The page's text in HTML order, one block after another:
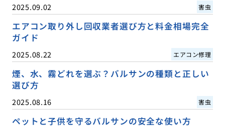
2025.09.02 害虫
エアコン取り外し回収業者選び方と料金相場完全
ガイド
2025.08.22 エアコン修理
煙、水、霧どれを選ぶ？バルサンの種類と正しい
選び方
2025.08.16 害虫
ペットと子供を守るバルサンの安全な使い方